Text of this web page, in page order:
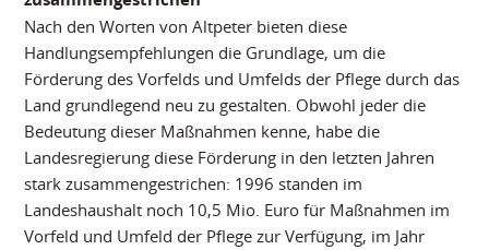
Nach den Worten von Altpeter bieten diese
Handlungsempfehlungen die Grundlage, um die
Förderung des Vorfelds und Umfelds der Pflege durch das
Land grundlegend neu zu gestalten. Obwohl jeder die
Bedeutung dieser Maßnahmen kenne, habe die
Landesregierung diese Förderung in den letzten Jahren
stark zusammengestrichen: 1996 standen im
Landeshaushalt noch 10,5 Mio. Euro für Maßnahmen im
Vorfeld und Umfeld der Pflege zur Verfügung, im Jahr